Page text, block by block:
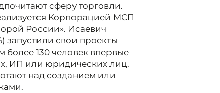
сферу торговли.
Корпорацией МСП
России». Исаевич
запустили свои проекты
130 человек впервые
ИП или юридических лиц.
над созданием или